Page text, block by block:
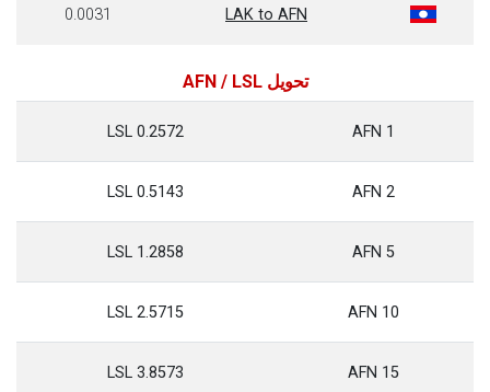
LAK to AFN
0.0031
تحويل AFN / LSL
1 AFN
0.2572 LSL
2 AFN
0.5143 LSL
5 AFN
1.2858 LSL
10 AFN
2.5715 LSL
15 AFN
3.8573 LSL